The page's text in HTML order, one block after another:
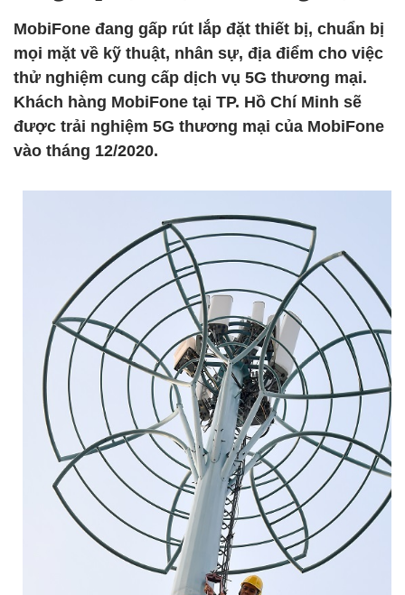
MobiFone đang gấp rút lắp đặt thiết bị, chuẩn bị
mọi mặt về kỹ thuật, nhân sự, địa điểm cho việc
thử nghiệm cung cấp dịch vụ 5G thương mại.
Khách hàng MobiFone tại TP. Hồ Chí Minh sẽ
được trải nghiệm 5G thương mại của MobiFone
vào tháng 12/2020.